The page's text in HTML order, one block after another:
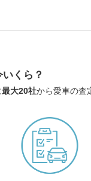
くら？
最大20社から愛車の査